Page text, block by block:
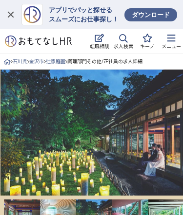
アプリでパッと探せる
スムーズにお仕事探し！
ダウンロード
転職相談 求人検索 キープ メニュー
ログイン
求人・施設を探す
キープした求人
就職・転職 合同説明会
おもてなしHRについて
ご利用の流れ
よくある質問
ホテル・宿泊業界情報コラム
石川県 金沢市 辻家庭園 調理部門その他/正社員の求人詳細